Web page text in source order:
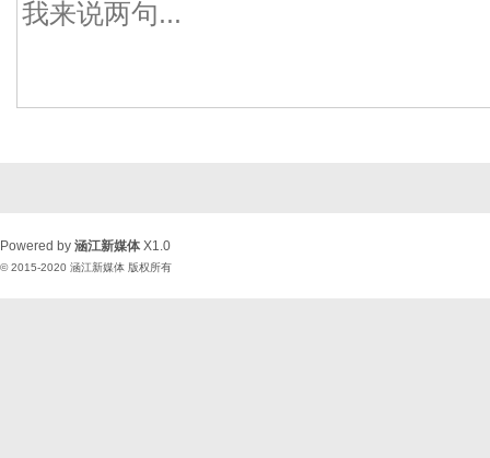
Powered by 涵江新媒体 X1.0
© 2015-2020 涵江新媒体 版权所有